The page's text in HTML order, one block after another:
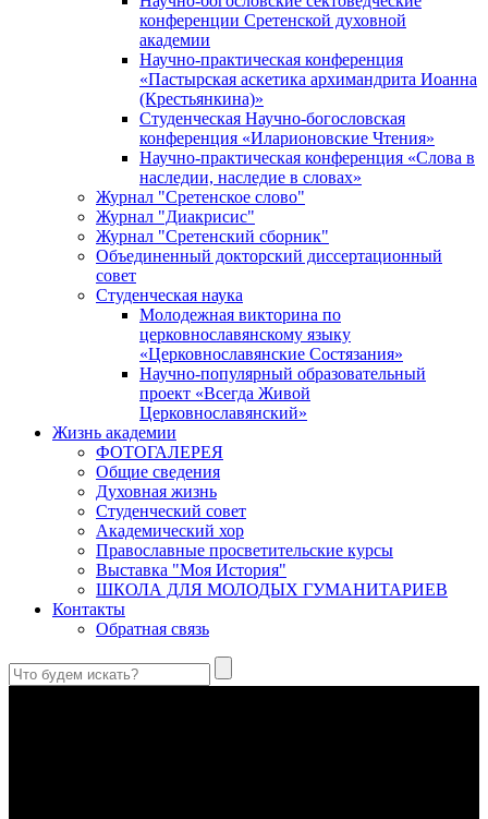
конференции Сретенской духовной
академии
Научно-практическая конференция
«Пастырская аскетика архимандрита Иоанна
(Крестьянкина)»
Студенческая Научно-богословская
конференция «Иларионовские Чтения»
Научно-практическая конференция «Cлова в
наследии, наследие в словах»
Журнал "Сретенское слово"
Журнал "Диакрисис"
Журнал "Сретенский сборник"
Объединенный докторский диссертационный
совет
Студенческая наука
Молодежная викторина по
церковнославянскому языку
«Церковнославянские Состязания»
Научно-популярный образовательный
проект «Всегда Живой
Церковнославянский»
Жизнь академии
ФОТОГАЛЕРЕЯ
Общие сведения
Духовная жизнь
Студенческий совет
Академический хор
Православные просветительские курсы
Выставка "Моя История"
ШКОЛА ДЛЯ МОЛОДЫХ ГУМАНИТАРИЕВ
Контакты
Обратная связь